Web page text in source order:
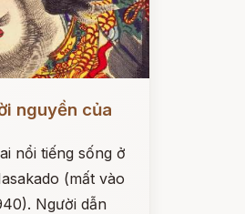
nguyền của
nổi tiếng sống ở
(mất vào
Người dẫn